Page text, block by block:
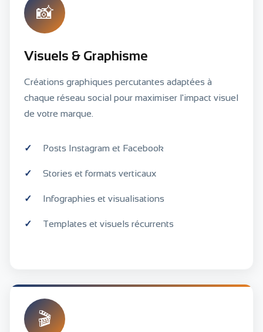
📸
Visuels & Graphisme
Créations graphiques percutantes adaptées à
chaque réseau social pour maximiser l'impact visuel
de votre marque.
Posts Instagram et Facebook
Stories et formats verticaux
Infographies et visualisations
Templates et visuels récurrents
🎬